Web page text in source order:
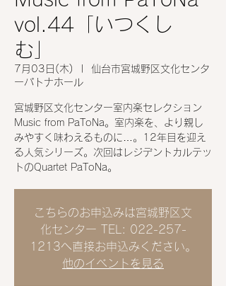
vol.44「いつくし
む」
7月03日(木)
仙台市宮城野区文化センタ
ーパトナホール
宮城野区文化センター室内楽セレクション
Music from PaToNa。室内楽を、より親し
みやすく味わえるものに…。12年目を迎え
る人気シリーズ。次回はレジデントカルテッ
トのQuartet PaToNa。
こちらのお申込みは宮城野区文
化センター TEL: 022-257-
1213へ直接お申込みください。
他のイベントを見る